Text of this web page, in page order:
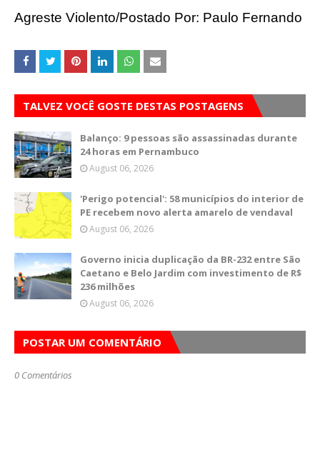
Agreste Violento/Postado Por: Paulo Fernando
TALVEZ VOCÊ GOSTE DESTAS POSTAGENS
Balanço: 9 pessoas são assassinadas durante
24 horas em Pernambuco
August 06, 2026
'Perigo potencial': 58 municípios do interior de
PE recebem novo alerta amarelo de vendaval
August 06, 2026
Governo inicia duplicação da BR-232 entre São
Caetano e Belo Jardim com investimento de R$
236 milhões
August 06, 2026
POSTAR UM COMENTÁRIO
0 Comentários